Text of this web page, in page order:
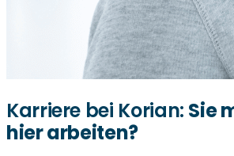
Karriere bei Korian: Sie
hier arbeiten?